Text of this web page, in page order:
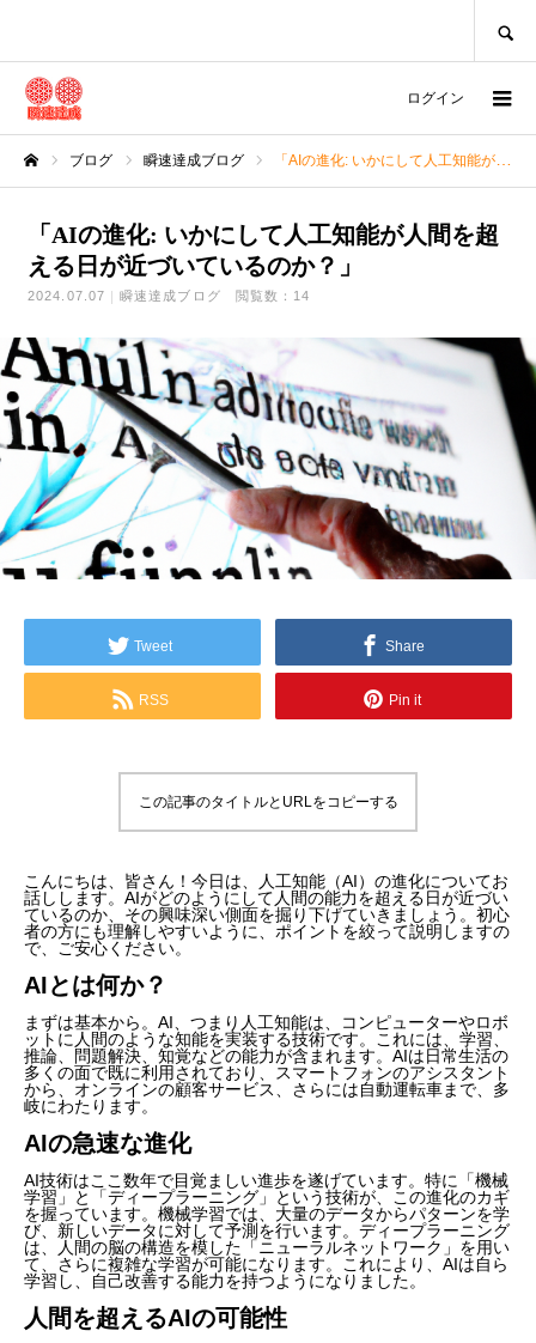
ログイン
ブログ 瞬速達成ブログ 「AIの進化: いかにして人工知能が人間を超える日が近づいているのか？」
「AIの進化: いかにして人工知能が人間を超
える日が近づいているのか？」
2024.07.07 瞬速達成ブログ 閲覧数：14
Tweet Share
RSS Pin it
この記事のタイトルとURLをコピーする
こんにちは、皆さん！今日は、人工知能（AI）の進化についてお
話しします。AIがどのようにして人間の能力を超える日が近づい
ているのか、その興味深い側面を掘り下げていきましょう。初心
者の方にも理解しやすいように、ポイントを絞って説明しますの
で、ご安心ください。
AIとは何か？
まずは基本から。AI、つまり人工知能は、コンピューターやロボ
ットに人間のような知能を実装する技術です。これには、学習、
推論、問題解決、知覚などの能力が含まれます。AIは日常生活の
多くの面で既に利用されており、スマートフォンのアシスタント
から、オンラインの顧客サービス、さらには自動運転車まで、多
岐にわたります。
AIの急速な進化
AI技術はここ数年で目覚ましい進歩を遂げています。特に「機械
学習」と「ディープラーニング」という技術が、この進化のカギ
を握っています。機械学習では、大量のデータからパターンを学
び、新しいデータに対して予測を行います。ディープラーニング
は、人間の脳の構造を模した「ニューラルネットワーク」を用い
て、さらに複雑な学習が可能になります。これにより、AIは自ら
学習し、自己改善する能力を持つようになりました。
人間を超えるAIの可能性